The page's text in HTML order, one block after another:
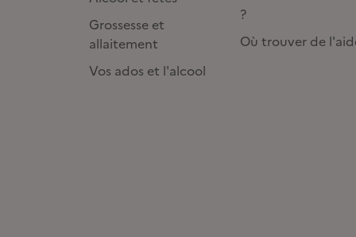
Grossesse et
allaitement
Vos ados et l'alcool
?
Où trouver de